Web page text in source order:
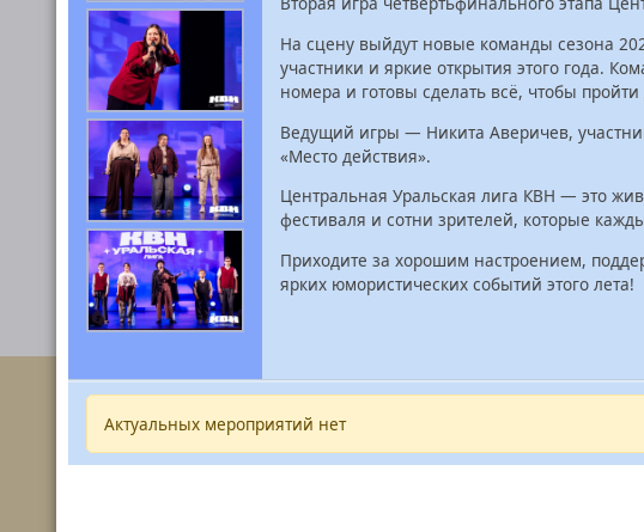
На сцену выйдут новые команды сезона
участники и яркие открытия этого года.
номера и готовы сделать всё, чтобы
Ведущий игры — Никита Аверичев,
«Место действия».
Центральная Уральская лига КВН — это
фестиваля и сотни зрителей, которые
Приходите за хорошим настроением,
ярких юмористических событий этого лета!
Актуальных мероприятий нет